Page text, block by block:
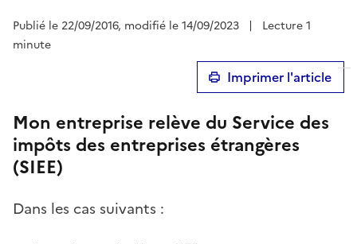
Publié le 22/09/2016, modifié le 14/09/2023 |
Lecture 1
minute
Imprimer l'article
Mon entreprise relève du Service des
impôts des entreprises étrangères
(SIEE)
Dans les cas suivants :